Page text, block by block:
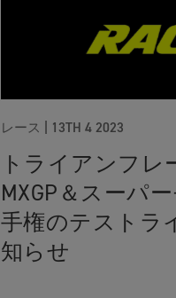
レース | 13TH 4 2023
トライアンフレ
MXGP＆スーパ
手権のテストラ
知らせ